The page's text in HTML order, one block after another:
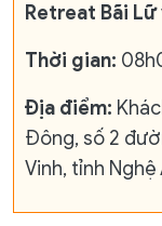
Retreat Bãi
Thời gian:
Địa điểm:
Đông, số 2
Vinh, tỉnh Nghệ